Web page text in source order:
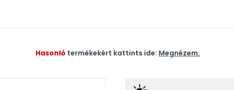
Hasonló termékekért kattints ide: Megnézem.